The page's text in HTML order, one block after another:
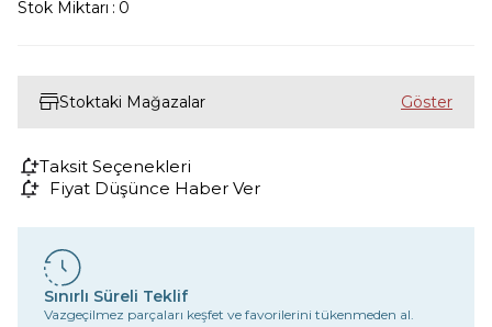
Stok Miktarı : 0
Stoktaki Mağazalar
Taksit Seçenekleri
Fiyat Düşünce Haber Ver
Sınırlı Süreli Teklif
Vazgeçilmez parçaları keşfet ve favorilerini tükenmeden al.